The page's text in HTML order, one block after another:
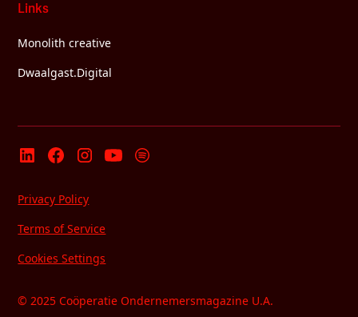
Links
Monolith creative
Dwaalgast.Digital
© 2025 Coöperatie Ondernemersmagazine U.A.
Privacy Policy
Terms of Service
Cookies Settings